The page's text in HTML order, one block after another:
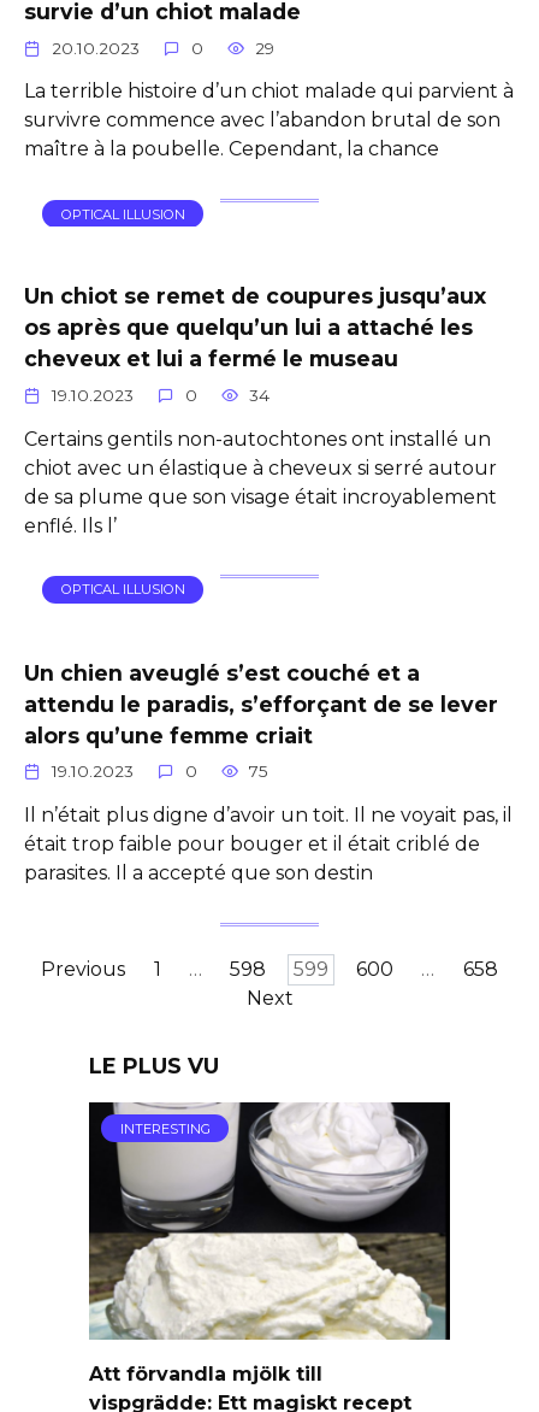
survie d’un chiot malade
20.10.2023 0 29
La terrible histoire d’un chiot malade qui parvient à
survivre commence avec l’abandon brutal de son
maître à la poubelle. Cependant, la chance
OPTICAL ILLUSION
Un chiot se remet de coupures jusqu’aux
os après que quelqu’un lui a attaché les
cheveux et lui a fermé le museau
19.10.2023 0 34
Certains gentils non-autochtones ont installé un
chiot avec un élastique à cheveux si serré autour
de sa plume que son visage était incroyablement
enflé. Ils l’
OPTICAL ILLUSION
Un chien aveuglé s’est couché et a
attendu le paradis, s’efforçant de se lever
alors qu’une femme criait
19.10.2023 0 75
Il n’était plus digne d’avoir un toit. Il ne voyait pas, il
était trop faible pour bouger et il était criblé de
parasites. Il a accepté que son destin
Posts
Previous 1 … 598 599 600 …
658
Next
LE PLUS VU
INTERESTING
Att förvandla mjölk till
vispgrädde: Ett magiskt recept